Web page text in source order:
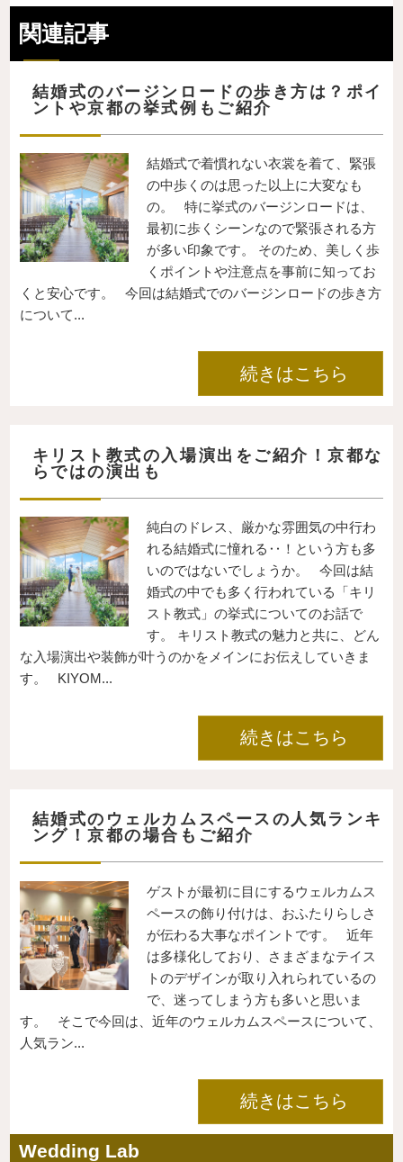
関連記事
結婚式のバージンロードの歩き方は？ポイ
ントや京都の挙式例もご紹介
結婚式で着慣れない衣裳を着て、緊張
の中歩くのは思った以上に大変なも
の。 特に挙式のバージンロードは、
最初に歩くシーンなので緊張される方
が多い印象です。 そのため、美しく歩
くポイントや注意点を事前に知ってお
くと安心です。 今回は結婚式でのバージンロードの歩き方
について...
続きはこちら
キリスト教式の入場演出をご紹介！京都な
らではの演出も
純白のドレス、厳かな雰囲気の中行わ
れる結婚式に憧れる‥！という方も多
いのではないでしょうか。 今回は結
婚式の中でも多く行われている「キリ
スト教式」の挙式についてのお話で
す。 キリスト教式の魅力と共に、どん
な入場演出や装飾が叶うのかをメインにお伝えしていきま
す。 KIYOM...
続きはこちら
結婚式のウェルカムスペースの人気ランキ
ング！京都の場合もご紹介
ゲストが最初に目にするウェルカムス
ペースの飾り付けは、おふたりらしさ
が伝わる大事なポイントです。 近年
は多様化しており、さまざまなテイス
トのデザインが取り入れられているの
で、迷ってしまう方も多いと思いま
す。 そこで今回は、近年のウェルカムスペースについて、
人気ラン...
続きはこちら
Wedding Lab